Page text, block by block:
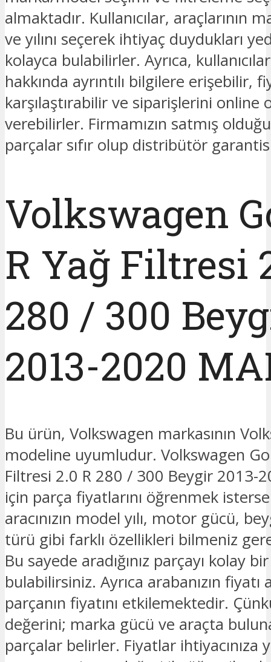
almaktadır. Kullanıcılar, araçlarının
ve yılını seçerek ihtiyaç duydukları
kolayca bulabilirler. Ayrıca,
hakkında ayrıntılı bilgilere erişebilir,
karşılaştırabilir ve siparişlerini online
verebilirler. Firmamızın satmış
parçalar sıfır olup distribütör
Volkswagen
R Yağ Filtresi
280 / 300
2013-2020
Bu ürün, Volkswagen markasının
modeline uyumludur. Volkswagen
Filtresi 2.0 R 280 / 300 Beygir 2013-
için parça fiyatlarını öğrenmek
aracınızın model yılı, motor gücü,
türü gibi farklı özellikleri bilmeniz
Bu sayede aradığınız parçayı kolay
bulabilirsiniz. Ayrıca arabanızın fiyatı
parçanın fiyatını etkilemektedir.
değerini; marka gücü ve araçta
parçalar belirler. Fiyatlar ihtiyacınıza